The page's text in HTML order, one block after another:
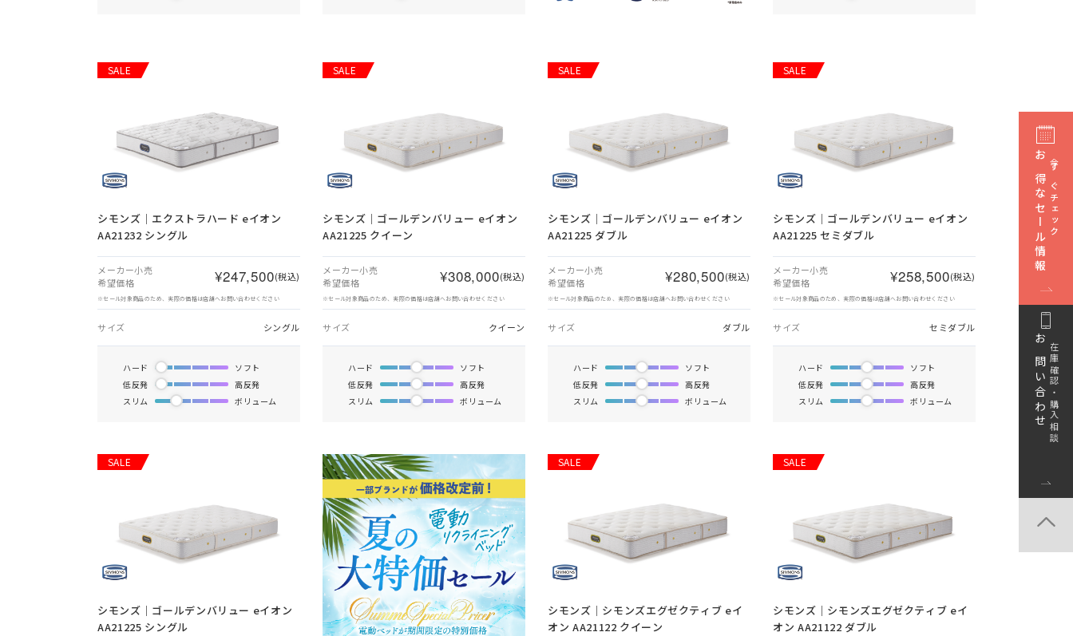
SALE
シモンズ｜エクストラハード eイオン
AA21232 シングル
メーカー小売
希望価格
¥247,500(税込)
※セール対象商品のため、実際の価格は店舗へお問い合わせください
サイズ シングル
ハード
ソフト
低反発
高反発
スリム
ボリューム
SALE
シモンズ｜ゴールデンバリュー eイオン
AA21225 クイーン
メーカー小売
希望価格
¥308,000(税込)
※セール対象商品のため、実際の価格は店舗へお問い合わせください
サイズ クイーン
ハード
ソフト
低反発
高反発
スリム
ボリューム
SALE
シモンズ｜ゴールデンバリュー eイオン
AA21225 ダブル
メーカー小売
希望価格
¥280,500(税込)
※セール対象商品のため、実際の価格は店舗へお問い合わせください
サイズ ダブル
ハード
ソフト
低反発
高反発
スリム
ボリューム
SALE
シモンズ｜ゴールデンバリュー eイオン
AA21225 セミダブル
メーカー小売
希望価格
¥258,500(税込)
※セール対象商品のため、実際の価格は店舗へお問い合わせください
サイズ セミダブル
ハード
ソフト
低反発
高反発
スリム
ボリューム
SALE
シモンズ｜ゴールデンバリュー eイオン
AA21225 シングル
SALE
シモンズ｜シモンズエグゼクティブ eイ
オン AA21122 クイーン
SALE
シモンズ｜シモンズエグゼクティブ eイ
オン AA21122 ダブル
今すぐチェック
お得なセール情報
お問い合わせ在庫確認・購入相談